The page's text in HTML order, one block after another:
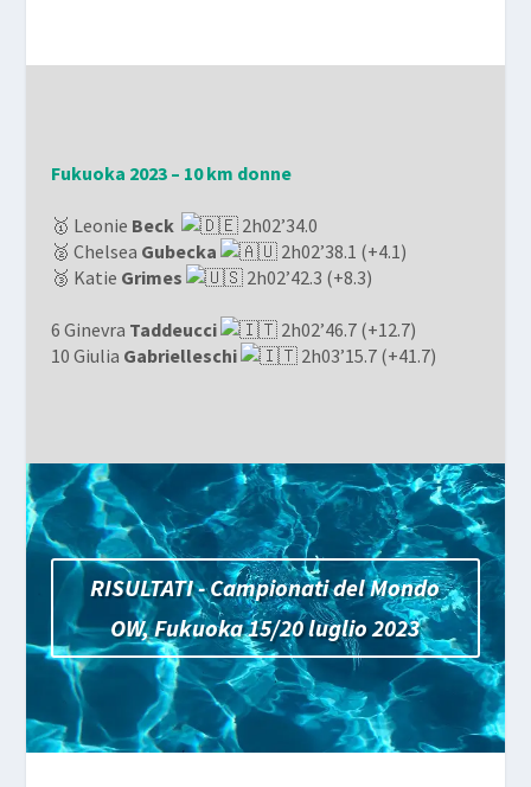
Fukuoka 2023 – 10 km donne
🥇 Leonie Beck
2h02’34.0
🥈 Chelsea Gubecka
2h02’38.1 (+4.1)
🥉 Katie Grimes 2h02’42.3 (+8.3)
6 Ginevra Taddeucci
2h02’46.7 (+12.7)
10 Giulia Gabrielleschi 2h03’15.7 (+41.7)
RISULTATI - Campionati del Mondo
OW, Fukuoka 15/20 luglio 2023